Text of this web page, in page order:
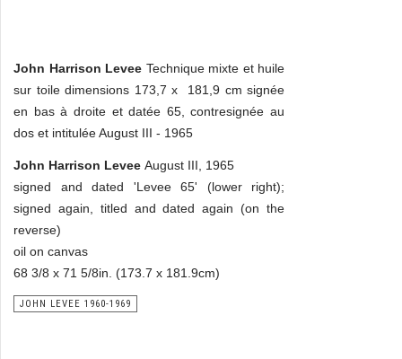
John Harrison Levee Technique mixte et huile
sur toile dimensions 173,7 x 181,9 cm signée
en bas à droite et datée 65, contresignée au
dos et intitulée August III - 1965
John Harrison Levee August III, 1965
signed and dated 'Levee 65' (lower right);
signed again, titled and dated again (on the
reverse)
oil on canvas
68 3/8 x 71 5/8in. (173.7 x 181.9cm)
JOHN LEVEE 1960-1969